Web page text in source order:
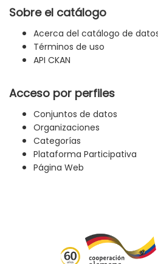
Sobre el catálogo
Acerca del catálogo de
Términos de uso
API CKAN
Acceso por perfiles
Conjuntos de datos
Organizaciones
Categorías
Plataforma Participativa
Página Web